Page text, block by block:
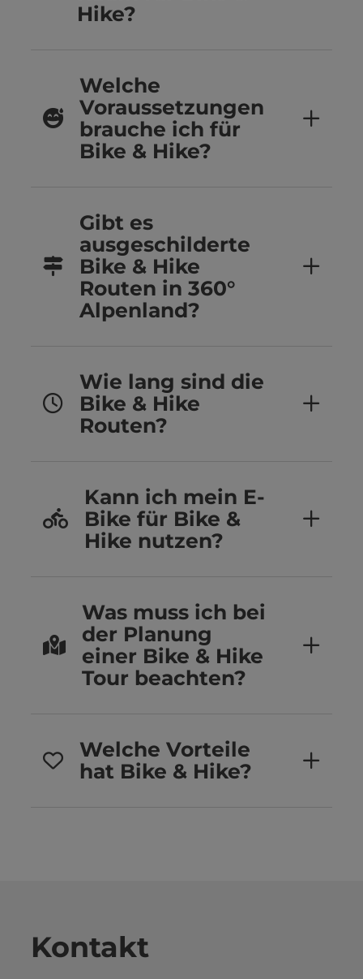
Hike?
Welche
Voraussetzungen
brauche ich für
Bike & Hike?
Gibt es
ausgeschilderte
Bike & Hike
Routen in 360°
Alpenland?
Wie lang sind die
Bike & Hike
Routen?
Kann ich mein E-
Bike für Bike &
Hike nutzen?
Was muss ich bei
der Planung
einer Bike & Hike
Tour beachten?
Welche Vorteile
hat Bike & Hike?
Kontakt